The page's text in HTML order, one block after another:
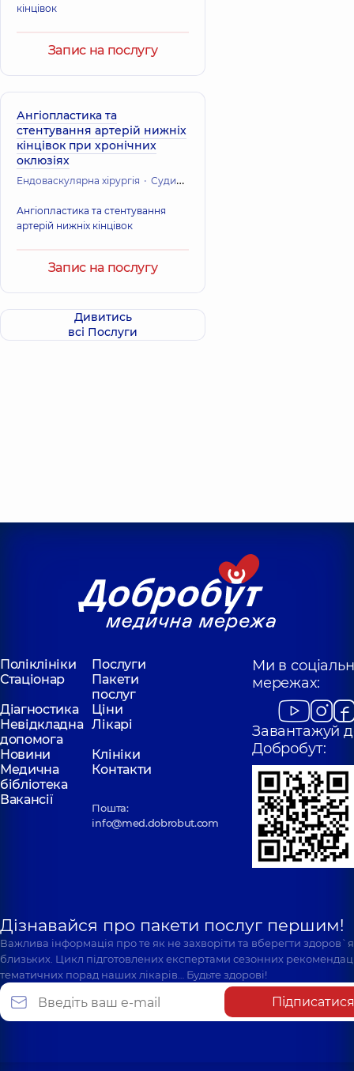
кінцівок
Запис на послугу
Ангіопластика та
стентування артерій нижніх
кінцівок при хронічних
оклюзіях
Ендоваскулярна хірургія Судинна хірургія
Ангіопластика та стентування
артерій нижніх кінцівок
Запис на послугу
Дивитись
всі Послуги
Поліклініки
Послуги
Стаціонар
Пакети
послуг
Діагностика
Ціни
Невідкладна
допомога
Лікарі
Новини
Клініки
Медична
бібліотека
Контакти
Вакансії
Пошта:
info@med.dobrobut.com
Ми в
мережах:
Завантажуй
Добробут:
Дізнавайся про пакети послуг першим!
Важлива інформація про те як не захворіти та вберегти
близьких. Цикл підготовлених експертами сезонних
тематичних порад наших лікарів… Будьте здорові!
Підписатися